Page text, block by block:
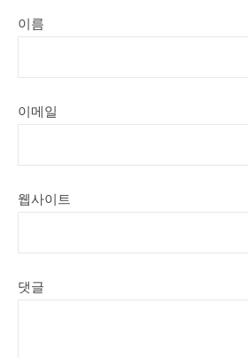
이름
이메일
웹사이트
댓글